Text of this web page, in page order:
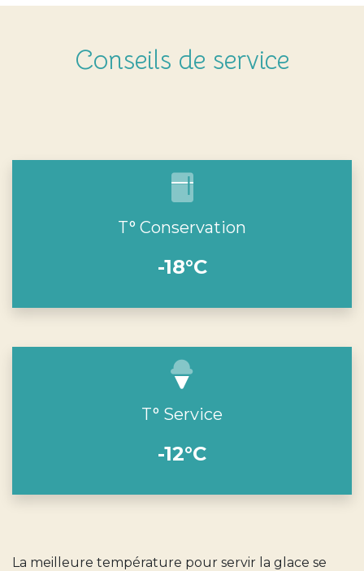
Conseils de service
T° Conservation
-18°C
T° Service
-12°C
La meilleure température pour servir la glace se